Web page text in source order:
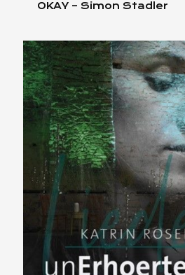
OKAY – Simon Stadler